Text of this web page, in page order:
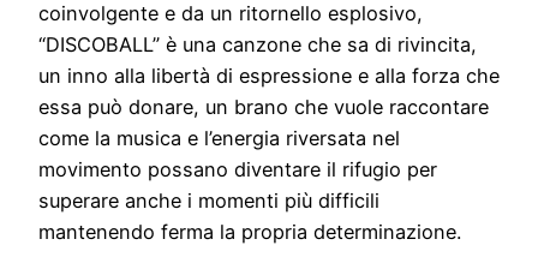
coinvolgente e da un ritornello esplosivo,
“DISCOBALL” è una canzone che sa di rivincita,
un inno alla libertà di espressione e alla forza che
essa può donare, un brano che vuole raccontare
come la musica e l’energia riversata nel
movimento possano diventare il rifugio per
superare anche i momenti più difficili
mantenendo ferma la propria determinazione.